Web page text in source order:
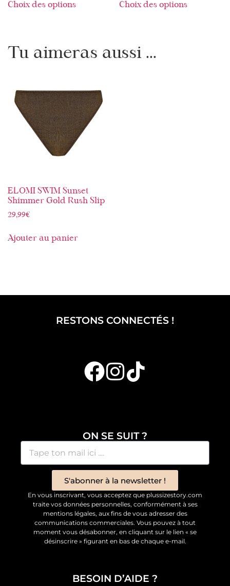
Choix des options Choix des options
Tu aimeras aussi ...
ELOMI SWIM Sunset
Shimmer Gold Rush Slip
29,99€
Ajouter au panier
RESTONS CONNECTÉS !
ON SE SUIT ?
S'abonner à la newsletter !
En vous inscrivant, vous acceptez que plussizestory.com
traite vos données personnelles, conformément à ses
mentions légales, aux fins de vous adresser des
communications commerciales. Vous pouvez à tout
moment vous désabonner, en cliquant sur le lien « se
désinscrire » figurant en bas de chaque e-mail.
BESOIN D’AIDE ?